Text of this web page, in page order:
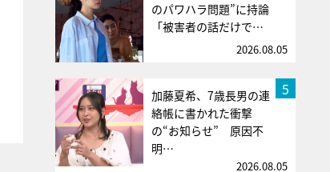
スキボタン
のパワハラ問題”に持論
「被害者の話だけで…
2026.08.05
5
加藤夏希、7歳長男の連
絡帳に書かれた衝撃
の“お知らせ” 原因不
明…
2026.08.05